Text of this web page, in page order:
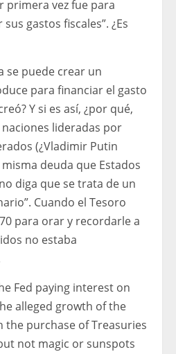
primera vez fue para
gastos fiscales”. ¿Es
se puede crear un
para financiar el gasto
Y si es así, ¿por qué,
lideradas por
(¿Vladimir Putin
deuda que Estados
diga que se trata de un
Cuando el Tesoro
para orar y recordarle a
no estaba
Fed paying interest on
alleged growth of the
purchase of Treasuries
not magic or sunspots